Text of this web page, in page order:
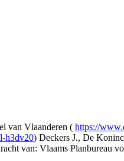
van Vlaanderen ( https://
h3dv20) Deckers J., De
van: Vlaams